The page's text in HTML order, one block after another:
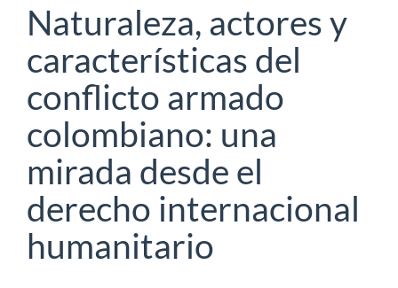
Naturaleza, actores y
características del
conflicto armado
colombiano: una
mirada desde el
derecho internacional
humanitario